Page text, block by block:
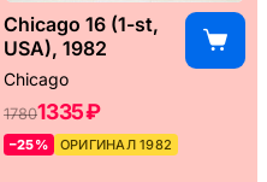
Chicago 16 (1-st,
USA), 1982
Chicago
17801335 ₽
–25% ОРИГИНАЛ 1982